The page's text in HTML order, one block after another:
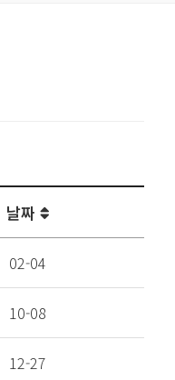
날짜
02-04
10-08
12-27